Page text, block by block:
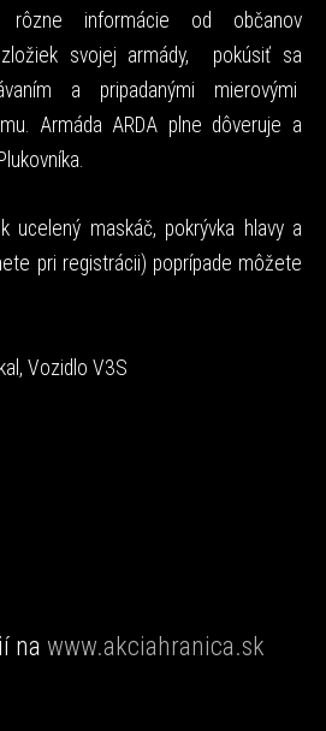
rôzne informácie od občanov
svojej armády, pokúsiť sa
a pripadanými mierovými
Armáda ARDA plne dôveruje a
ucelený maskáč, pokrývka hlavy a
pri registrácii) poprípade môžete
Vozidlo V3S
na www.akciahranica.sk